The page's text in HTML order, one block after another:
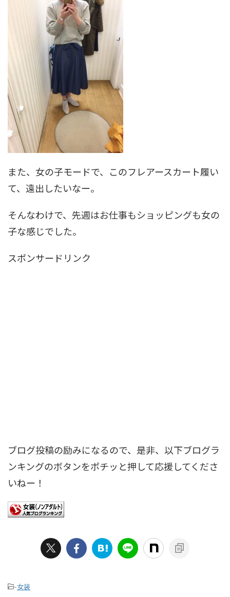
また、女の子モードで、このフレアースカート履い
て、遠出したいなー。
そんなわけで、先週はお仕事もショッピングも女の
子な感じでした。
スポンサードリンク
ブログ投稿の励みになるので、是非、以下ブログラ
ンキングのボタンをポチッと押して応援してくださ
いねー！
-女装